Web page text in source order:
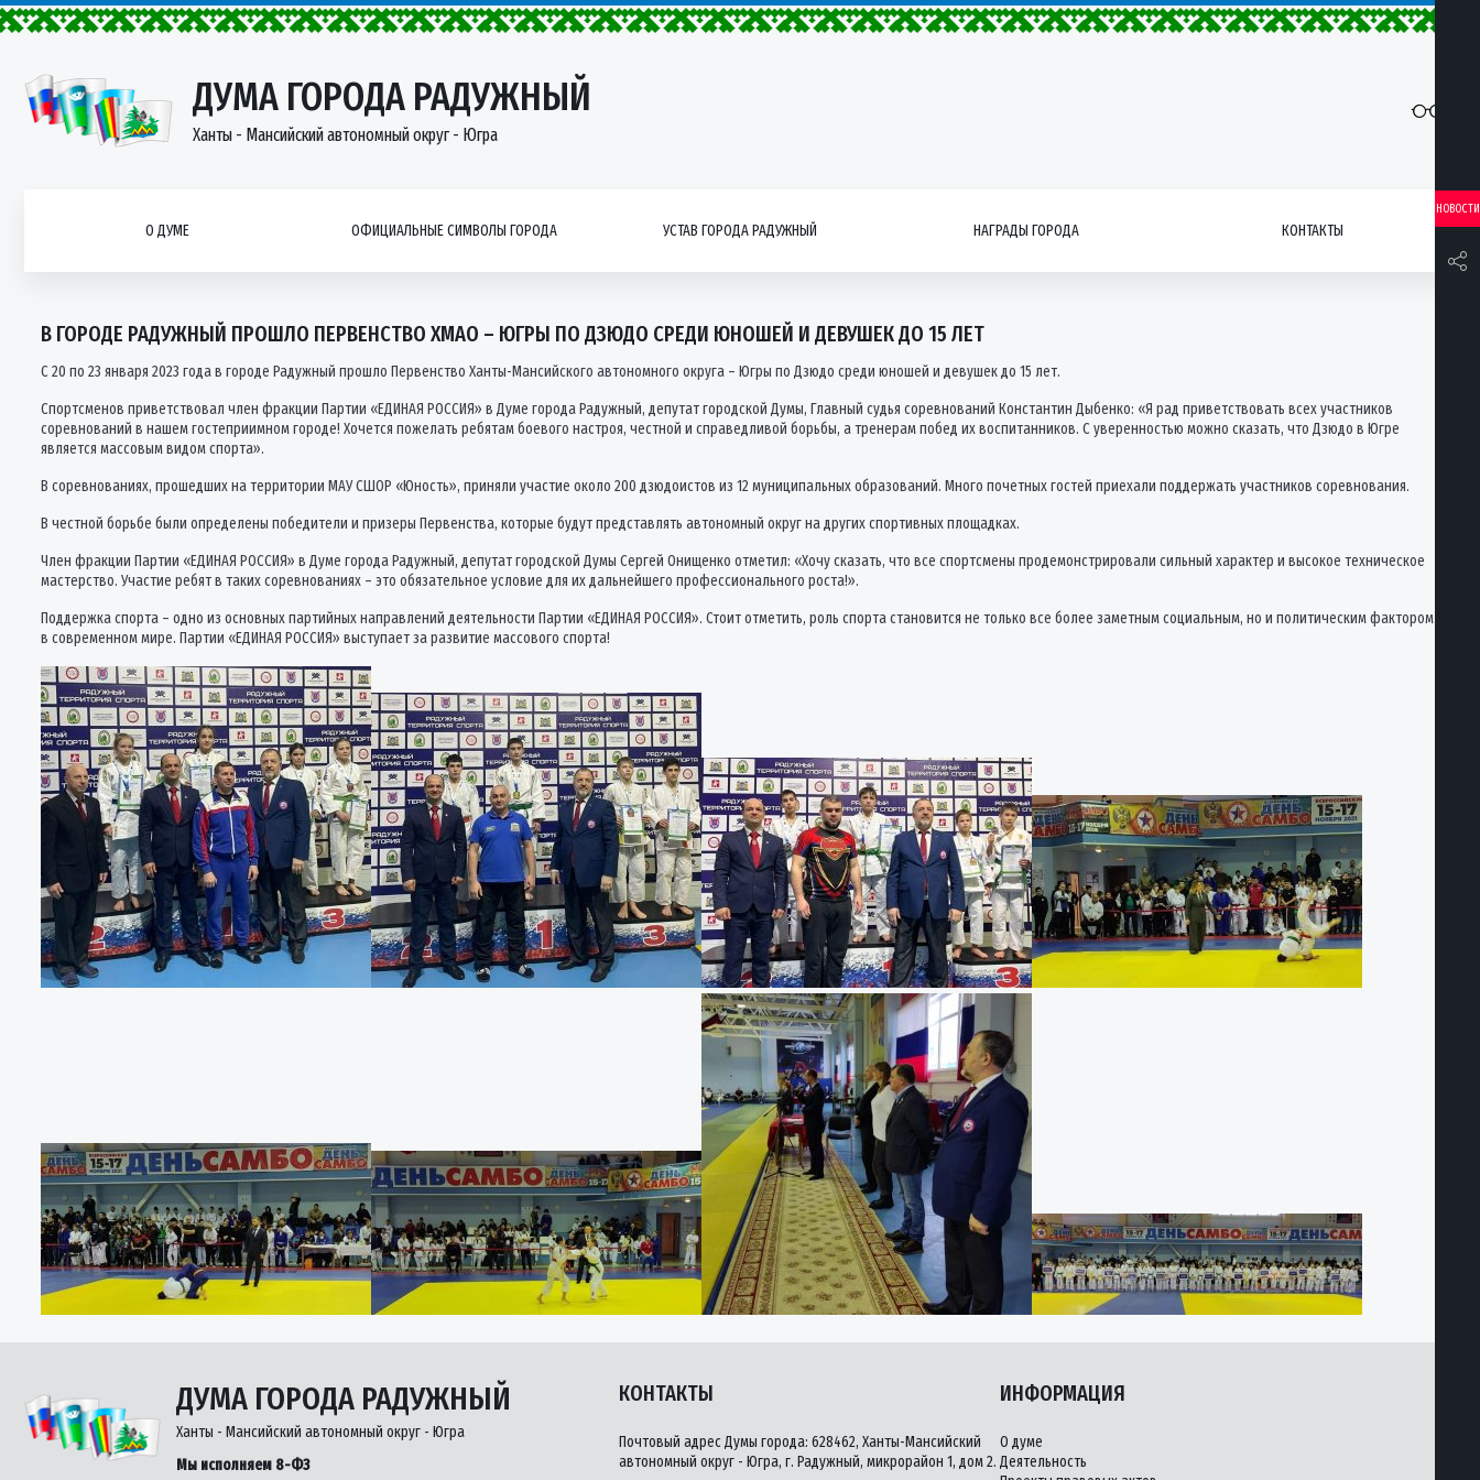
ДУМА ГОРОДА РАДУЖНЫЙ
Ханты - Мансийский автономный округ - Югра
О ДУМЕ ОФИЦИАЛЬНЫЕ СИМВОЛЫ ГОРОДА УСТАВ ГОРОДА РАДУЖНЫЙ НАГРАДЫ ГОРОДА КОНТАКТЫ
НОВОСТИ
В ГОРОДЕ РАДУЖНЫЙ ПРОШЛО ПЕРВЕНСТВО ХМАО – ЮГРЫ ПО ДЗЮДО СРЕДИ ЮНОШЕЙ И ДЕВУШЕК ДО 15 ЛЕТ
С 20 по 23 января 2023 года в городе Радужный прошло Первенство Ханты-Мансийского автономного округа – Югры по Дзюдо среди юношей и девушек до 15 лет.
Спортсменов приветствовал член фракции Партии «ЕДИНАЯ РОССИЯ» в Думе города Радужный, депутат городской Думы, Главный судья соревнований Константин Дыбенко: «Я рад приветствовать всех участников
соревнований в нашем гостеприимном городе! Хочется пожелать ребятам боевого настроя, честной и справедливой борьбы, а тренерам побед их воспитанников. С уверенностью можно сказать, что Дзюдо в Югре
является массовым видом спорта».
В соревнованиях, прошедших на территории МАУ СШОР «Юность», приняли участие около 200 дзюдоистов из 12 муниципальных образований. Много почетных гостей приехали поддержать участников соревнования.
В честной борьбе были определены победители и призеры Первенства, которые будут представлять автономный округ на других спортивных площадках.
Член фракции Партии «ЕДИНАЯ РОССИЯ» в Думе города Радужный, депутат городской Думы Сергей Онищенко отметил: «Хочу сказать, что все спортсмены продемонстрировали сильный характер и высокое техническое
мастерство. Участие ребят в таких соревнованиях – это обязательное условие для их дальнейшего профессионального роста!».
Поддержка спорта – одно из основных партийных направлений деятельности Партии «ЕДИНАЯ РОССИЯ». Стоит отметить, роль спорта становится не только все более заметным социальным, но и политическим фактором
в современном мире. Партии «ЕДИНАЯ РОССИЯ» выступает за развитие массового спорта!
ДУМА ГОРОДА РАДУЖНЫЙ
Ханты - Мансийский автономный округ - Югра
Мы исполняем 8-ФЗ
КОНТАКТЫ
Почтовый адрес Думы города: 628462, Ханты-Мансийский
автономный округ - Югра, г. Радужный, микрорайон 1, дом 2.
ИНФОРМАЦИЯ
О думе
Деятельность